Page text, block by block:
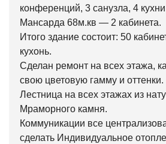
конференций, 3 санузла, 4
Мансарда 68м.кв — 2 кабинета.
Итого здание состоит: 50
кухонь.
Сделан ремонт на всех этажа,
свою цветовую гамму и оттенки.
Лестница на всех этажах из
Мраморного камня.
Коммуникации все
сделать Индивидуальное